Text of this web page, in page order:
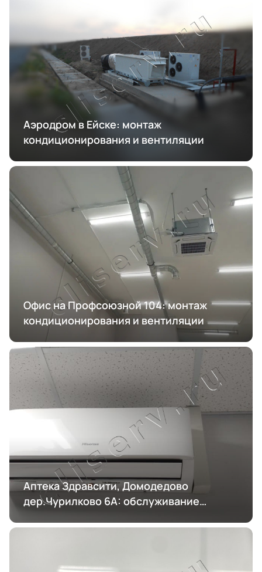
Аэродром в Ейске: монтаж
кондиционирования и вентиляции
Офис на Профсоюзной 104: монтаж
кондиционирования и вентиляции
Аптека Здравсити, Домодедово
дер.Чурилково 6А: обслуживание